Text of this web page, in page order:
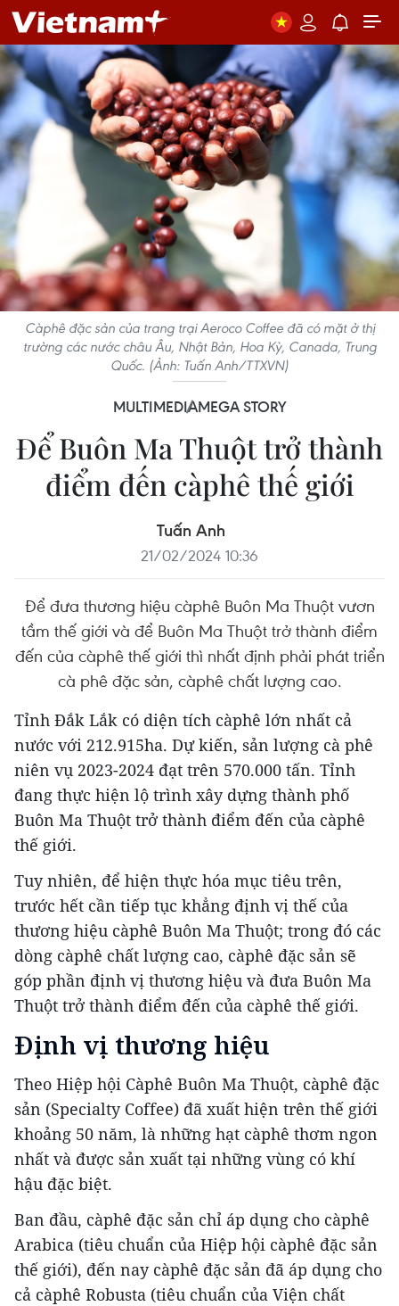
Càphê đặc sản của trang trại Aeroco Coffee đã có mặt ở thị
trường các nước châu Âu, Nhật Bản, Hoa Kỳ, Canada, Trung
Quốc. (Ảnh: Tuấn Anh/TTXVN)
MULTIMEDIAMEGA STORY
Để Buôn Ma Thuột trở thành
điểm đến càphê thế giới
Tuấn Anh
21/02/2024 10:36
Để đưa thương hiệu càphê Buôn Ma Thuột vươn
tầm thế giới và để Buôn Ma Thuột trở thành điểm
đến của càphê thế giới thì nhất định phải phát triển
cà phê đặc sản, càphê chất lượng cao.
Tỉnh Đắk Lắk có diện tích càphê lớn nhất cả
nước với 212.915ha. Dự kiến, sản lượng cà phê
niên vụ 2023-2024 đạt trên 570.000 tấn. Tỉnh
đang thực hiện lộ trình xây dựng thành phố
Buôn Ma Thuột trở thành điểm đến của càphê
thế giới.
Tuy nhiên, để hiện thực hóa mục tiêu trên,
trước hết cần tiếp tục khẳng định vị thế của
thương hiệu càphê Buôn Ma Thuột; trong đó các
dòng càphê chất lượng cao, càphê đặc sản sẽ
góp phần định vị thương hiệu và đưa Buôn Ma
Thuột trở thành điểm đến của càphê thế giới.
Định vị thương hiệu
Theo Hiệp hội Càphê Buôn Ma Thuột, càphê đặc
sản (Specialty Coffee) đã xuất hiện trên thế giới
khoảng 50 năm, là những hạt càphê thơm ngon
nhất và được sản xuất tại những vùng có khí
hậu đặc biệt.
Ban đầu, càphê đặc sản chỉ áp dụng cho càphê
Arabica (tiêu chuẩn của Hiệp hội càphê đặc sản
thế giới), đến nay càphê đặc sản đã áp dụng cho
cả càphê Robusta (tiêu chuẩn của Viện chất